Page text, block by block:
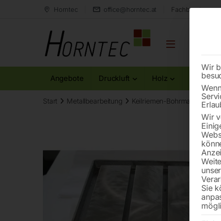
Horntec office@horntec.at Fachberatung
Angebote Druckluft Holz Metall
Start Metallbearbeitung Keilriemen-Bohrmaschinen
Wir
Wir
Sie